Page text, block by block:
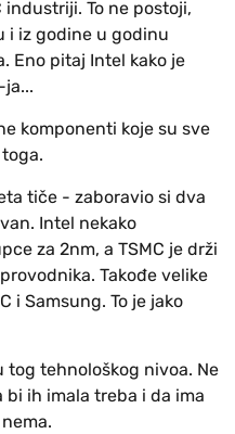
To ne postoji,
i iz godine u godinu
Eno pitaj Intel kako je
ja...
komponenti koje su sve
tiče - zaboravio si dva
Intel nekako
za 2nm, a TSMC je drži
Takođe velike
i Samsung. To je jako
tog tehnološkog nivoa. Ne
bi ih imala treba i da ima